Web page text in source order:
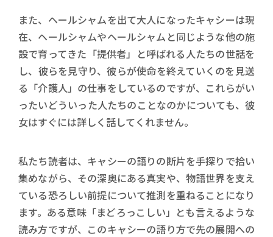
また、ヘールシャムを出て大人になったキャシーは現
在、ヘールシャムやヘールシャムと同じような他の施
設で育ってきた「提供者」と呼ばれる人たちの世話を
し、彼らを見守り、彼らが使命を終えていくのを見送
る「介護人」の仕事をしているのですが、これらがい
ったいどういった人たちのことなのかについても、彼
女はすぐには詳しく話してくれません。
私たち読者は、キャシーの語りの断片を手探りで拾い
集めながら、その深奥にある真実や、物語世界を支え
ている恐ろしい前提について推測を重ねることになり
ます。ある意味「まどろっこしい」とも言えるような
読み方ですが、このキャシーの語り方で先の展開への